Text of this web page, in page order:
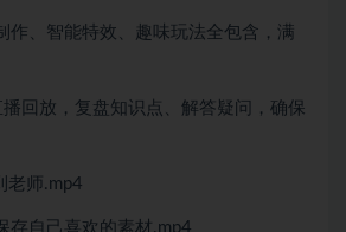
作、智能特效、趣味玩法全包含，满
回放，复盘知识点、解答疑问，确保
老师.mp4
存自己喜欢的素材.mp4